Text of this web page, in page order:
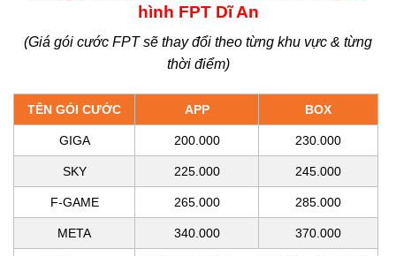
hình FPT Dĩ An
(Giá gói cước FPT sẽ thay đổi theo từng khu vực & từng
thời điểm)
TÊN GÓI CƯỚC APP BOX
GIGA 200.000 230.000
SKY 225.000 245.000
F-GAME 265.000 285.000
META 340.000 370.000